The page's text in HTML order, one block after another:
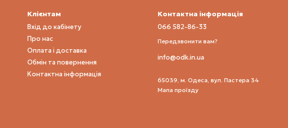
Клієнтам
Вхід до кабінету
Про нас
Оплата і доставка
Обмін та повернення
Контактна інформація
Контактна інформація
066 582-86-33
Передзвонити вам?
info@odk.in.ua
65039, м. Одеса, вул. Пастера 34
Мапа проїзду